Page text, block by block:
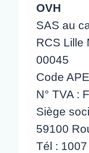
OVH
SAS au
RCS Lille
00045
Code
N° TVA :
Siège
59100
Tél :